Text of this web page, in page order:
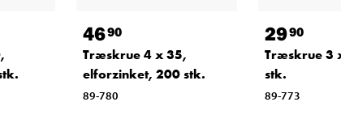
4690
Træskrue 4 x 35,
elforzinket, 200 stk.
89-780
2990
Træskrue 3
stk.
89-773